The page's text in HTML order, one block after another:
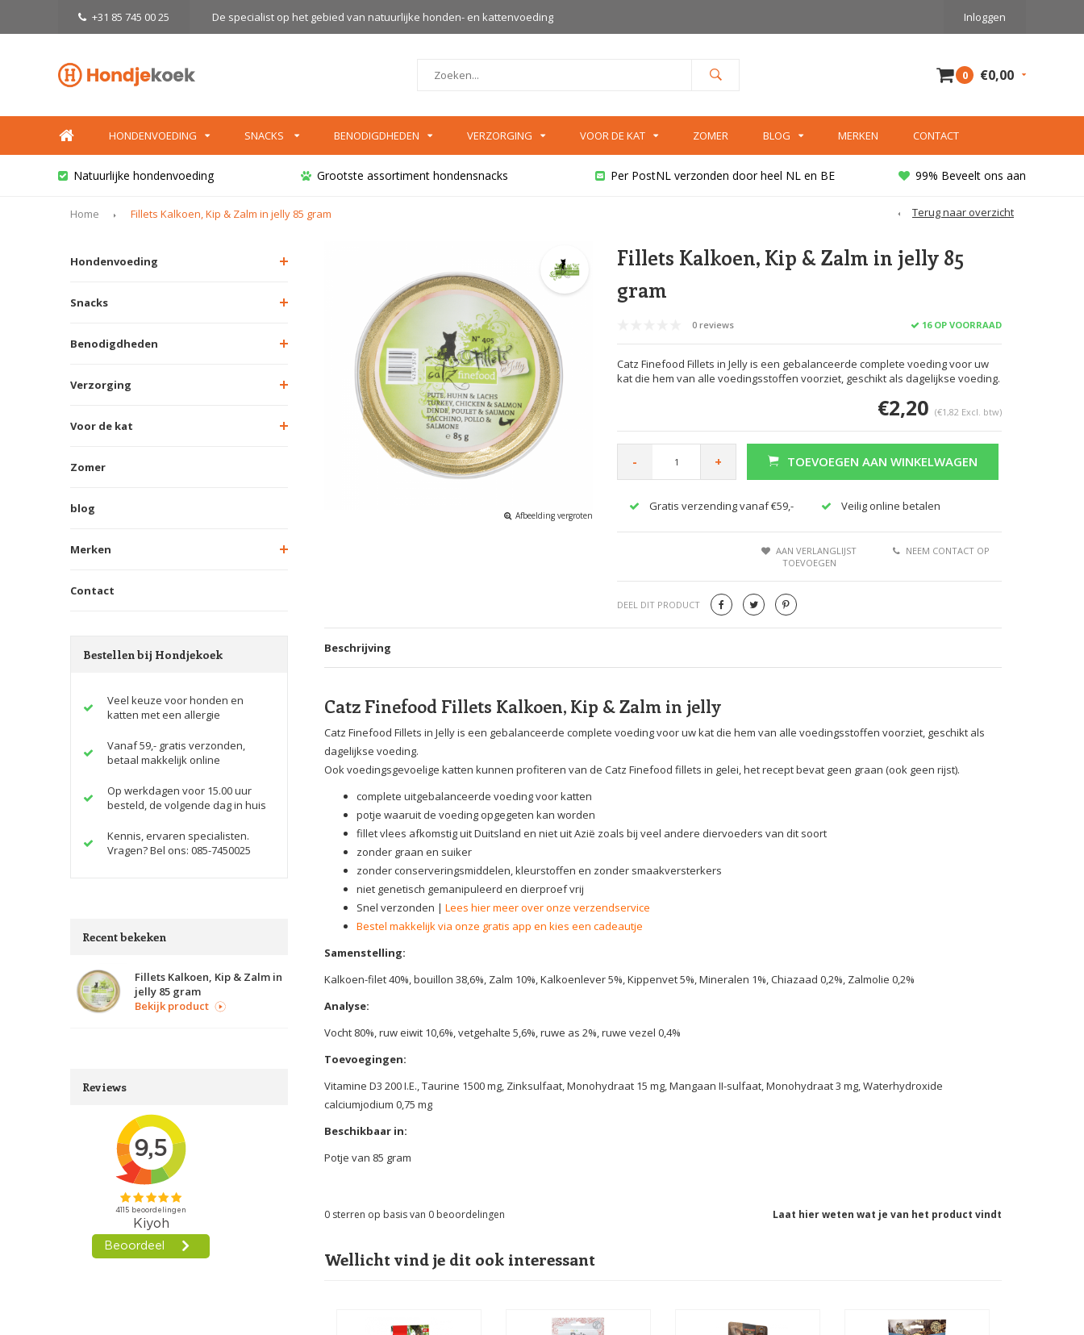
+31 85 745 00 25 De specialist op het gebied van natuurlijke honden- en kattenvoeding Inloggen
0 €0,00
HONDENVOEDING SNACKS BENODIGDHEDEN VERZORGING VOOR DE KAT ZOMER BLOG MERKEN CONTACT
Natuurlijke hondenvoeding Grootste assortiment hondensnacks Per PostNL verzonden door heel NL en BE 99% Beveelt ons aan
Home Fillets Kalkoen, Kip & Zalm in jelly 85 gram Terug naar overzicht
Hondenvoeding
Snacks
Benodigdheden
Verzorging
Voor de kat
Zomer
blog
Merken
Contact
Bestellen bij Hondjekoek
Veel keuze voor honden en
katten met een allergie
Vanaf 59,- gratis verzonden,
betaal makkelijk online
Op werkdagen voor 15.00 uur
besteld, de volgende dag in huis
Kennis, ervaren specialisten.
Vragen? Bel ons: 085-7450025
Recent bekeken
Fillets Kalkoen, Kip & Zalm in
jelly 85 gram
Bekijk product
Reviews
Afbeelding vergroten
Fillets Kalkoen, Kip & Zalm in jelly 85
gram
0 reviews 16 OP VOORRAAD
Catz Finefood Fillets in Jelly is een gebalanceerde complete voeding voor uw
kat die hem van alle voedingsstoffen voorziet, geschikt als dagelijkse voeding.
€2,20 (€1,82 Excl. btw)
- + TOEVOEGEN AAN WINKELWAGEN
Gratis verzending vanaf €59,- Veilig online betalen
AAN VERLANGLIJST
TOEVOEGEN
NEEM CONTACT OP
DEEL DIT PRODUCT
Beschrijving
Catz Finefood Fillets Kalkoen, Kip & Zalm in jelly
Catz Finefood Fillets in Jelly is een gebalanceerde complete voeding voor uw kat die hem van alle voedingsstoffen voorziet, geschikt als
dagelijkse voeding.
Ook voedingsgevoelige katten kunnen profiteren van de Catz Finefood fillets in gelei, het recept bevat geen graan (ook geen rijst).
complete uitgebalanceerde voeding voor katten
potje waaruit de voeding opgegeten kan worden
fillet vlees afkomstig uit Duitsland en niet uit Azië zoals bij veel andere diervoeders van dit soort
zonder graan en suiker
zonder conserveringsmiddelen, kleurstoffen en zonder smaakversterkers
niet genetisch gemanipuleerd en dierproef vrij
Snel verzonden | Lees hier meer over onze verzendservice
Bestel makkelijk via onze gratis app en kies een cadeautje
Samenstelling:
Kalkoen-filet 40%, bouillon 38,6%, Zalm 10%, Kalkoenlever 5%, Kippenvet 5%, Mineralen 1%, Chiazaad 0,2%, Zalmolie 0,2%
Analyse:
Vocht 80%, ruw eiwit 10,6%, vetgehalte 5,6%, ruwe as 2%, ruwe vezel 0,4%
Toevoegingen:
Vitamine D3 200 I.E., Taurine 1500 mg, Zinksulfaat, Monohydraat 15 mg, Mangaan II-sulfaat, Monohydraat 3 mg, Waterhydroxide
calciumjodium 0,75 mg
Beschikbaar in:
Potje van 85 gram
Laat hier weten wat je van het product vindt
0 sterren op basis van 0 beoordelingen
Wellicht vind je dit ook interessant